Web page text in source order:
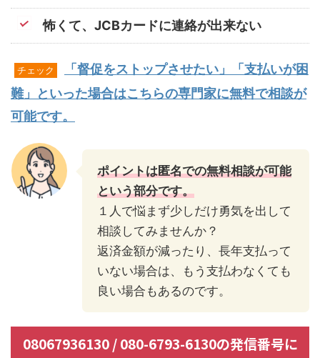
怖くて、JCBカードに連絡が出来ない
チェック
「督促をストップさせたい」「支払いが困
難」といった場合はこちらの専門家に無料で相談が
可能です。
ポイントは匿名での無料相談が可能
という部分です。
１人で悩まず少しだけ勇気を出して
相談してみませんか？
返済金額が減ったり、長年支払って
いない場合は、もう支払わなくても
良い場合もあるのです。
08067936130 / 080-6793-6130の発信番号に